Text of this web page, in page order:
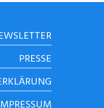
PRESSE